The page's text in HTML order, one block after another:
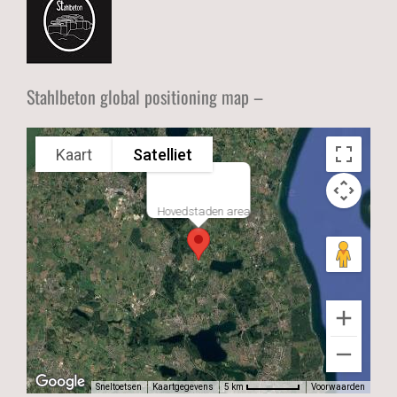
Stahlbeton global positioning map –
Hovedstaden area
Kaart Satelliet
Sneltoetsen Kaartgegevens 5 km Voorwaarden